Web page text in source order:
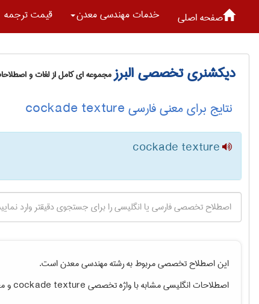
صفحه اصلی خدمات مهندسی معدن قیمت ترجمه
دیکشنری تخصصی البرزمجموعه ای کامل از لغات و
نتایج برای معنی فارسی cockade texture
cockade texture
این اصطلاح تخصصی مربوط به رشتهمهندسی معدناست.
اصطلاحات انگلیسی مشابه با واژه تخصصیcockade textureو